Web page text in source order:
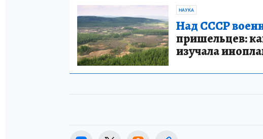
НАУКА
Над СССР
пришельцев:
изучала